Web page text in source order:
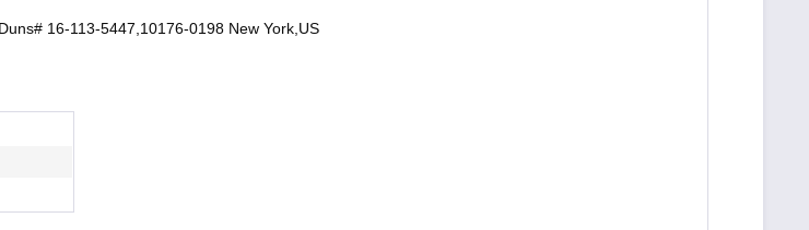
16-113-5447,10176-0198 New York,US